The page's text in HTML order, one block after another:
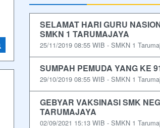
SELAMAT HARI GURU
SMKN 1 TARUMAJAYA
25/11/2019 08:55 WIB - SMKN 1
SUMPAH PEMUDA YANG KE
29/10/2019 08:55 WIB - SMKN 1
GEBYAR VAKSINASI SMK
TARUMAJAYA
02/09/2021 15:13 WIB - SMKN 1